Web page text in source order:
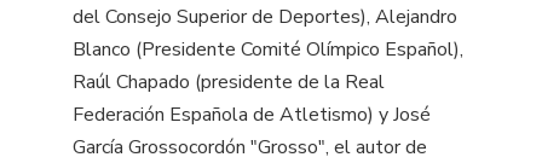
del Consejo Superior de Deportes), Alejandro
Blanco (Presidente Comité Olímpico Español),
Raúl Chapado (presidente de la Real
Federación Española de Atletismo) y José
García Grossocordón "Grosso", el autor de